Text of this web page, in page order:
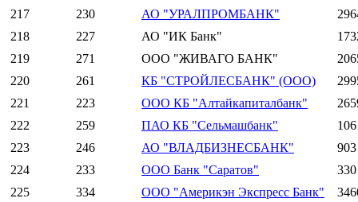
217
230 АО "УРАЛПРОМБАНК"
218
227 АО "ИК Банк"
219
271 ООО "ЖИВАГО БАНК"
220
261 КБ "СТРОЙЛЕСБАНК" (ООО)
221
223 ООО КБ "Алтайкапиталбанк"
222
259 ПАО КБ "Сельмашбанк"
106
223
246 АО "ВЛАДБИЗНЕСБАНК"
903
224
233 ООО Банк "Саратов"
330
225
334 ООО "Америкэн Экспресс Банк"